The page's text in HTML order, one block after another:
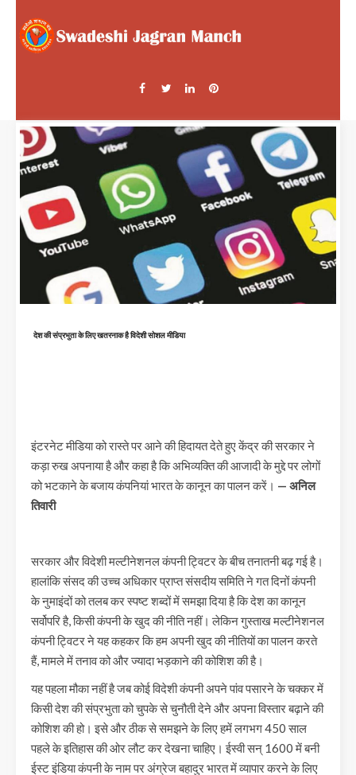
देश की संप्रभुता के लिए खतरनाक है विदेशी सोशल मीडिया
इंटरनेट मीडिया को रास्ते पर आने की हिदायत देते हुए केंद्र की सरकार ने
कड़ा रुख अपनाया है और कहा है कि अभिव्यक्ति की आजादी के मुद्दे पर लोगों
को भटकाने के बजाय कंपनियां भारत के कानून का पालन करें। — अनिल
तिवारी
सरकार और विदेशी मल्टीनेशनल कंपनी ट्विटर के बीच तनातनी बढ़ गई है।
हालांकि संसद की उच्च अधिकार प्राप्त संसदीय समिति ने गत दिनों कंपनी
के नुमाइंदों को तलब कर स्पष्ट शब्दों में समझा दिया है कि देश का कानून
सर्वोपरि है, किसी कंपनी के खुद की नीति नहीं। लेकिन गुस्ताख मल्टीनेशनल
कंपनी ट्विटर ने यह कहकर कि हम अपनी खुद की नीतियों का पालन करते
हैं, मामले में तनाव को और ज्यादा भड़काने की कोशिश की है।
यह पहला मौका नहीं है जब कोई विदेशी कंपनी अपने पांव पसारने के चक्कर में
किसी देश की संप्रभुता को चुपके से चुनौती देने और अपना विस्तार बढ़ाने की
कोशिश की हो। इसे और ठीक से समझने के लिए हमें लगभग 450 साल
पहले के इतिहास की ओर लौट कर देखना चाहिए। ईस्वी सन् 1600 में बनी
ईस्ट इंडिया कंपनी के नाम पर अंग्रेज बहादुर भारत में व्यापार करने के लिए